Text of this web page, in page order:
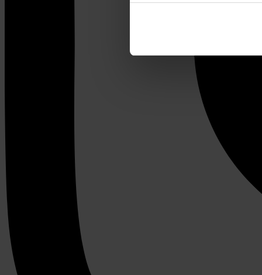
Uw apparaat
Lees meer over hoe uw
We gebruiken cookies om
websiteverkeer te
media, adverteren en
verstrekt of die ze hebben